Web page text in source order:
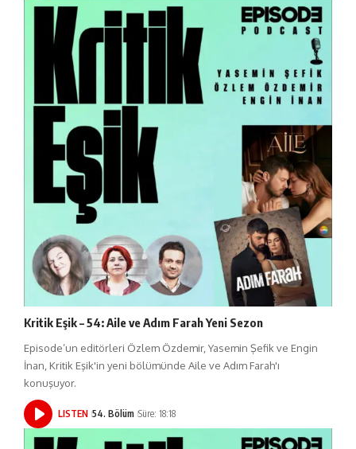
Kritik Eşik – 54: Aile ve Adım Farah Yeni Sezon
Episode’un editörleri Özlem Özdemir, Yasemin Şefik ve Engin
İnan, Kritik Eşik'in yeni bölümünde Aile ve Adım Farah'ı
konuşuyor.
LISTEN 54. Bölüm Süre: 18:18